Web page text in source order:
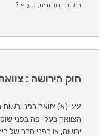
חוק הנוטריונים, סעיף 7
חוק הירושה : צוואה
22. (א) צוואה בפני
הצוואה בעל-פה בפני